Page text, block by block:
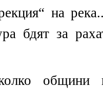
на
бдят за
общини